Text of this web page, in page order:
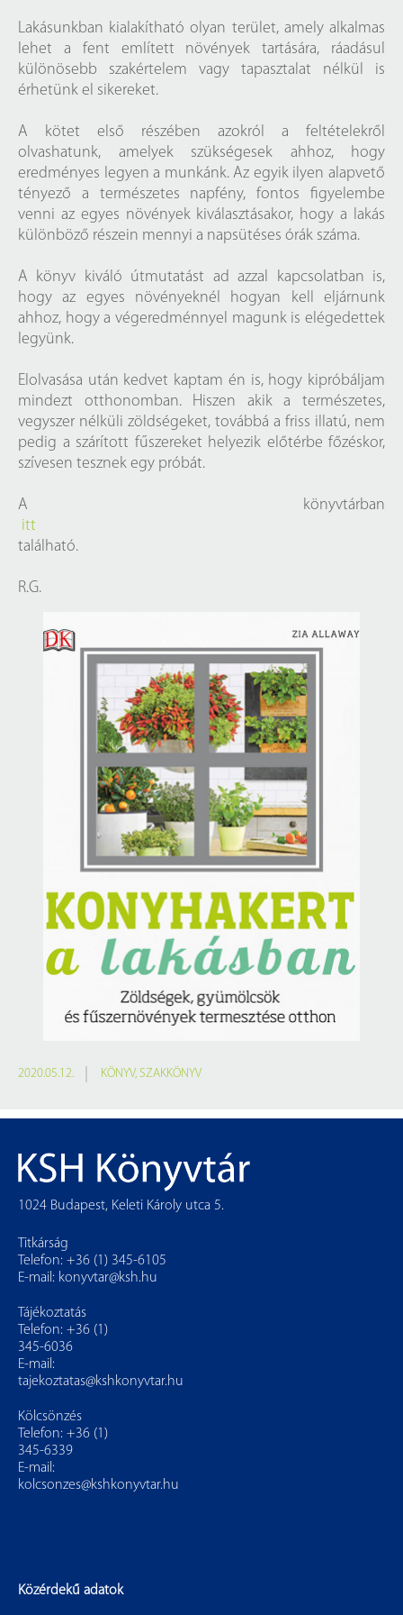
Lakásunkban kialakítható olyan terület, amely alkalmas
lehet a fent említett növények tartására, ráadásul
különösebb szakértelem vagy tapasztalat nélkül is
érhetünk el sikereket.
A kötet első részében azokról a feltételekről
olvashatunk, amelyek szükségesek ahhoz, hogy
eredményes legyen a munkánk. Az egyik ilyen alapvető
tényező a természetes napfény, fontos figyelembe
venni az egyes növények kiválasztásakor, hogy a lakás
különböző részein mennyi a napsütéses órák száma.
A könyv kiváló útmutatást ad azzal kapcsolatban is,
hogy az egyes növényeknél hogyan kell eljárnunk
ahhoz, hogy a végeredménnyel magunk is elégedettek
legyünk.
Elolvasása után kedvet kaptam én is, hogy kipróbáljam
mindezt otthonomban. Hiszen akik a természetes,
vegyszer nélküli zöldségeket, továbbá a friss illatú, nem
pedig a szárított fűszereket helyezik előtérbe főzéskor,
szívesen tesznek egy próbát.
A könyvtárban
itt
található.
R.G.
2020.05.12. KÖNYV, SZAKKÖNYV
1024 Budapest, Keleti Károly utca 5.
Titkárság
Telefon: +36 (1) 345-6105
E-mail: konyvtar@ksh.hu
Tájékoztatás
Telefon: +36 (1)
345-6036
E-mail:
tajekoztatas@kshkonyvtar.hu
Kölcsönzés
Telefon: +36 (1)
345-6339
E-mail:
kolcsonzes@kshkonyvtar.hu
Közérdekű adatok